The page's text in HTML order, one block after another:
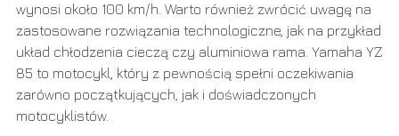
wynosi około 100 km/h. Warto również zwrócić uwagę na
zastosowane rozwiązania technologiczne, jak na przykład
układ chłodzenia cieczą czy aluminiowa rama. Yamaha YZ
85 to motocykl, który z pewnością spełni oczekiwania
zarówno początkujących, jak i doświadczonych
motocyklistów.